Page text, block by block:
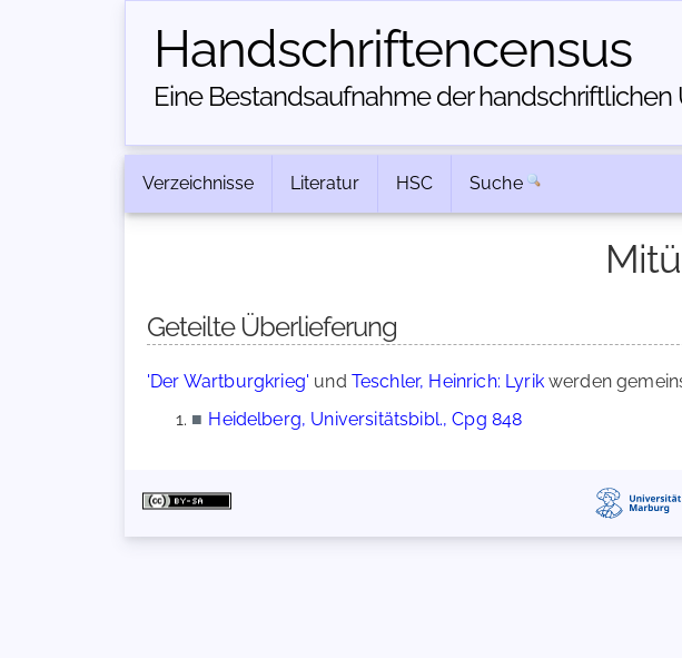
Handschriften­census
Eine Bestandsaufnahme der
Verzeichnisse Literatur HSC Suche
Geteilte Überlieferung
'Der Wartburgkrieg' und Teschler, Heinrich: Lyrikwerden
■ Heidelberg, Universitätsbibl., Cpg 848